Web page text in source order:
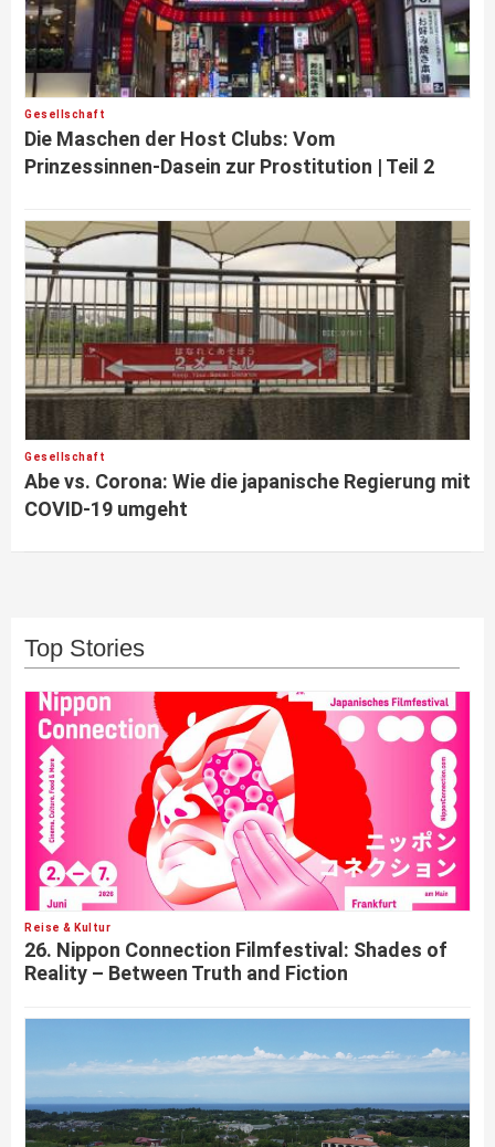
Gesellschaft
Die Maschen der Host Clubs: Vom
Prinzessinnen-Dasein zur Prostitution | Teil 2
Gesellschaft
Abe vs. Corona: Wie die japanische Regierung mit
COVID-19 umgeht
Top Stories
Reise & Kultur
26. Nippon Connection Filmfestival: Shades of
Reality – Between Truth and Fiction